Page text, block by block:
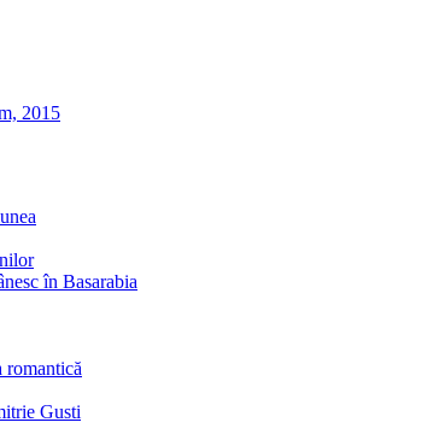
2015
în Basarabia
romantică
Gusti